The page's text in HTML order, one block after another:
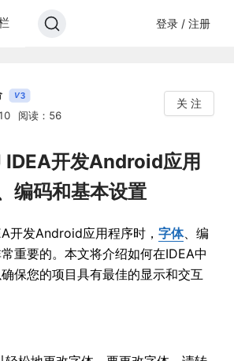
登录 / 注册
V3
阅读：56
关 注
开发Android应用
编码和基本设置
开发Android应用程序时， 字体、编
重要的。本文将介绍如何在IDEA中
保您的项目具有最佳的显示和交互